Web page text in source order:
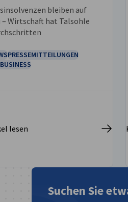
bleiben auf
– Wirtschaft hat Talsohle
PRESSEMITTEILUNGEN
lesen
Suchen Sie